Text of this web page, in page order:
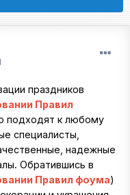
праздников
Правил
подходят к любому
специалисты,
надежные
Обратившись в
Правил фоума)